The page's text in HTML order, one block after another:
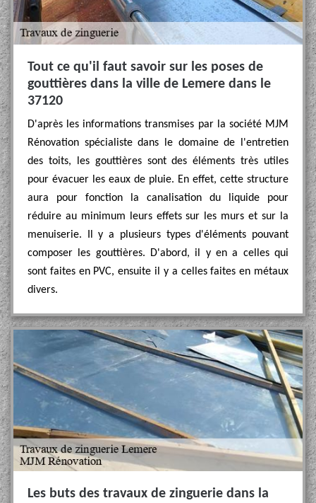
Tout ce qu'il faut savoir sur les poses de
gouttières dans la ville de Lemere dans le
37120
D'après les informations transmises par la société MJM
Rénovation spécialiste dans le domaine de l'entretien
des toits, les gouttières sont des éléments très utiles
pour évacuer les eaux de pluie. En effet, cette structure
aura pour fonction la canalisation du liquide pour
réduire au minimum leurs effets sur les murs et sur la
menuiserie. Il y a plusieurs types d'éléments pouvant
composer les gouttières. D'abord, il y en a celles qui
sont faites en PVC, ensuite il y a celles faites en métaux
divers.
Les buts des travaux de zinguerie dans la